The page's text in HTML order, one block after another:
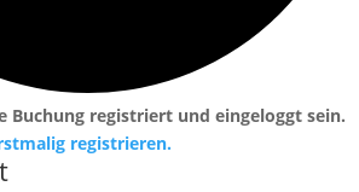
Buchung registriert und eingeloggt sein.
registrieren.